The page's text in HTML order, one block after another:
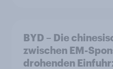
BYD – Die
zwischen EM-
drohenden